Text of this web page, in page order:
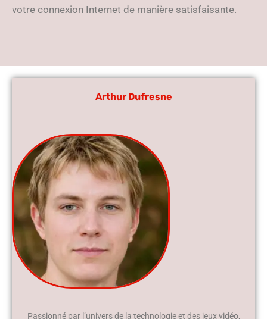
votre connexion Internet de manière satisfaisante.
Arthur Dufresne
Passionné par l’univers de la technologie et des jeux vidéo,